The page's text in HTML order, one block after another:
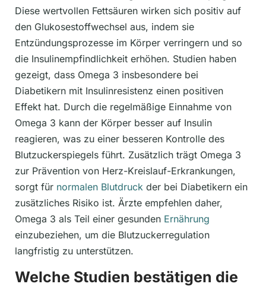
Diese wertvollen Fettsäuren wirken sich positiv auf
den Glukosestoffwechsel aus, indem sie
Entzündungsprozesse im Körper verringern und so
die Insulinempfindlichkeit erhöhen. Studien haben
gezeigt, dass Omega 3 insbesondere bei
Diabetikern mit Insulinresistenz einen positiven
Effekt hat. Durch die regelmäßige Einnahme von
Omega 3 kann der Körper besser auf Insulin
reagieren, was zu einer besseren Kontrolle des
Blutzuckerspiegels führt. Zusätzlich trägt Omega 3
zur Prävention von Herz-Kreislauf-Erkrankungen,
sorgt für normalen Blutdruck der bei Diabetikern ein
zusätzliches Risiko ist. Ärzte empfehlen daher,
Omega 3 als Teil einer gesunden Ernährung
einzubeziehen, um die Blutzuckerregulation
langfristig zu unterstützen.
Welche Studien bestätigen die